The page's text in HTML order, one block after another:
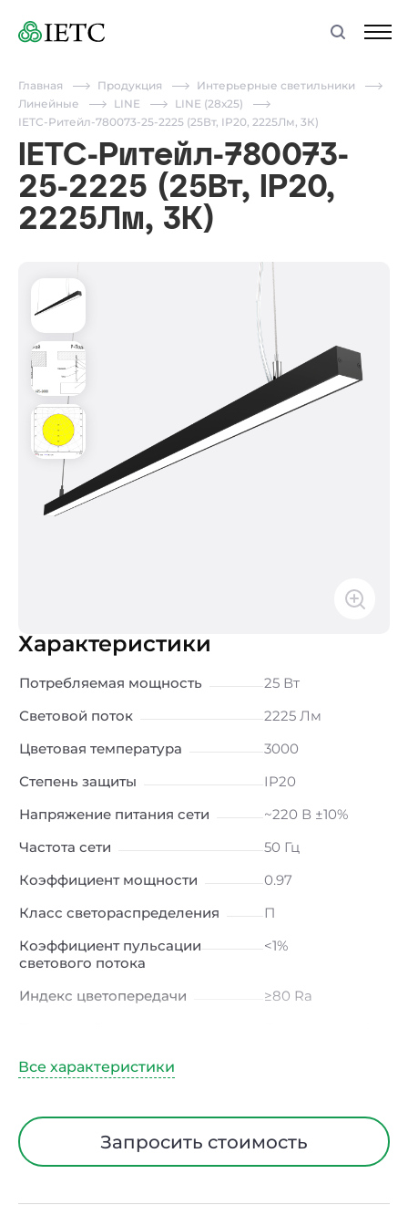
Главная Продукция
Интерьерные светильники
Линейные
LINE
LINE (28х25)
IETC-Ритейл-780073-25-2225 (25Вт, IP20, 2225Лм, 3К)
IETC-Ритейл-780073-
25-2225 (25Вт, IP20,
2225Лм, 3К)
Характеристики
Потребляемая мощность
25 Вт
Световой поток
2225 Лм
Цветовая температура
3000
Степень защиты
IP20
Напряжение питания сети
~220 В ±10%
Частота сети
50 Гц
Коэффициент мощности
0.97
Класс светораспределения
П
Коэффициент пульсации
светового потока
<1%
Индекс цветопередачи
≥80 Ra
Угол рассеивания
Диапазон рабочих
температур
Класс защиты от
I
Запросить стоимость